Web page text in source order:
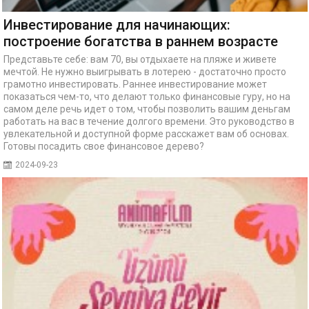
Инвестирование для начинающих:
построение богатства в раннем возрасте
Представьте себе: вам 70, вы отдыхаете на пляже и живете
мечтой. Не нужно выигрывать в лотерею - достаточно просто
грамотно инвестировать. Раннее инвестирование может
показаться чем-то, что делают только финансовые гуру, но на
самом деле речь идет о том, чтобы позволить вашим деньгам
работать на вас в течение долгого времени. Это руководство в
увлекательной и доступной форме расскажет вам об основах.
Готовы посадить свое финансовое дерево?
2024-09-23